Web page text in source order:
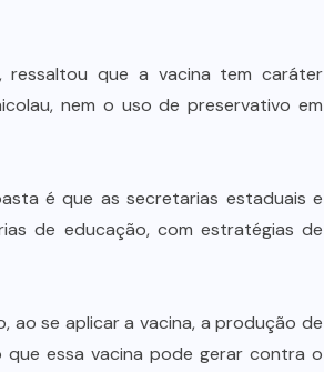
ressaltou que a vacina tem caráter
nem o uso de preservativo em
é que as secretarias estaduais e
de educação, com estratégias de
ao se aplicar a vacina, a produção de
que essa vacina pode gerar contra o